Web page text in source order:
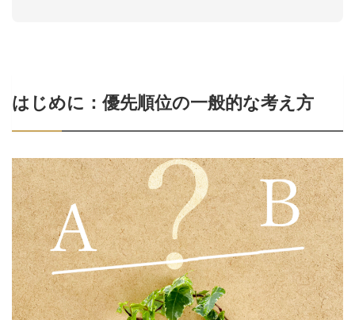
はじめに：優先順位の一般的な考え方